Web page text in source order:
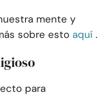
mente y
sobre esto aquí .
para